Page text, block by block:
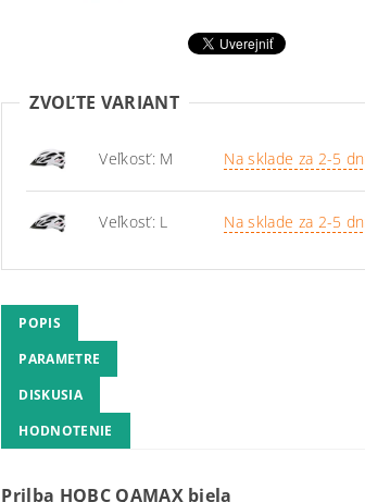
ZVOĽTE VARIANT
Veľkosť: M Na sklade za 2-5
Veľkosť: L Na sklade za 2-5
POPIS
PARAMETRE
DISKUSIA
HODNOTENIE
Prilba HQBC QAMAX biela